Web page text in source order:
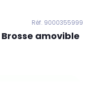
Réf. 9000355999
Brosse amovible